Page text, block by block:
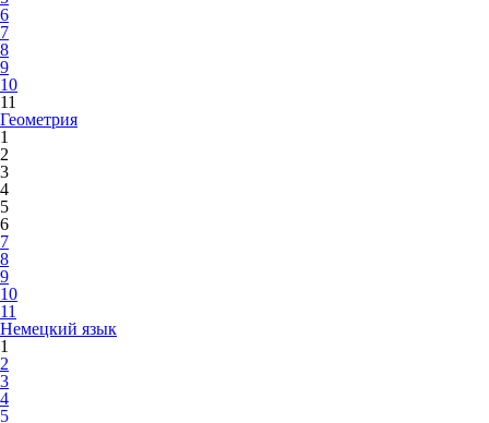
6
7
8
9
10
11
Геометрия
1
2
3
4
5
6
7
8
9
10
11
Немецкий язык
1
2
3
4
5